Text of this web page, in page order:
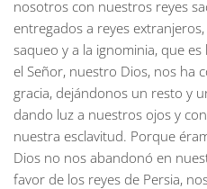
nosotros con nuestros reyes
entregados a reyes
saqueo y a la ignominia, que
el Señor, nuestro Dios, nos ha
gracia, dejándonos un resto y
dando luz a nuestros ojos y
nuestra esclavitud. Porque
Dios no nos abandonó en
favor de los reyes de Persia,